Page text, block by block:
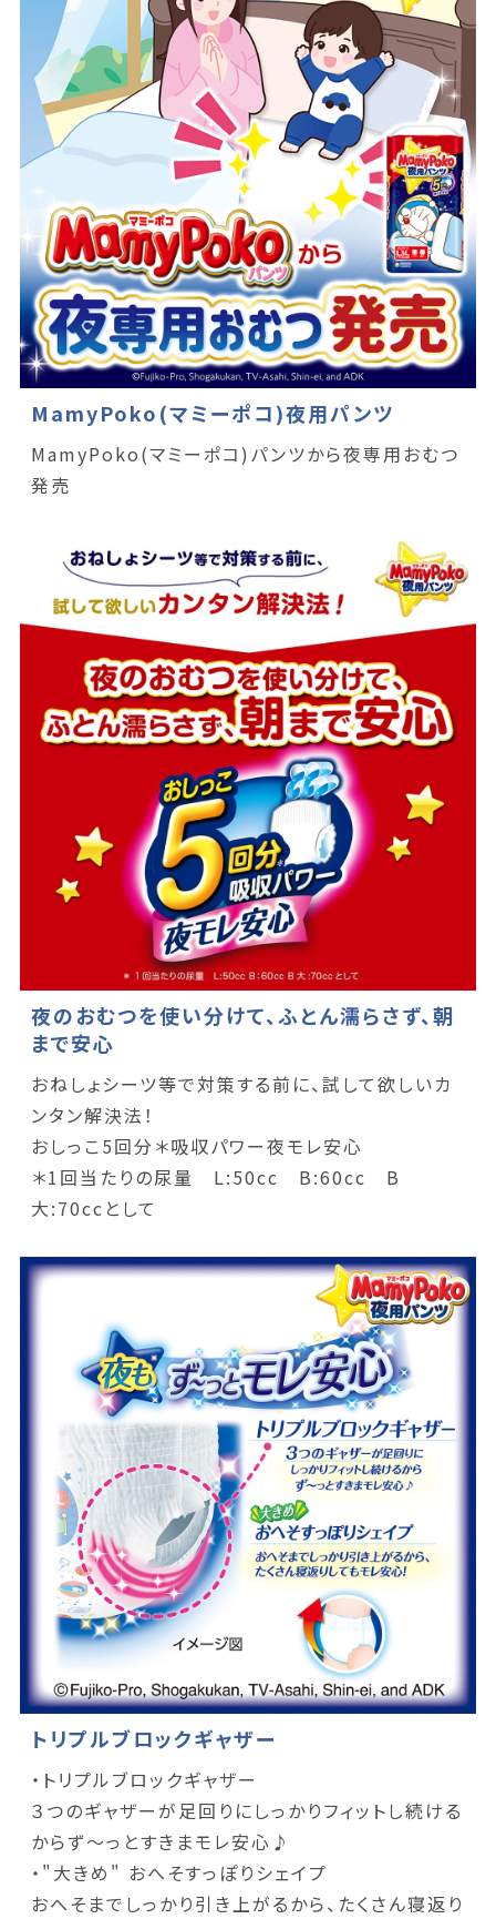
MamyPoko(マミーポコ)夜用パンツ
MamyPoko(マミーポコ)パンツから夜専用おむつ
発売
夜のおむつを使い分けて、ふとん濡らさず、朝
まで安心
おねしょシーツ等で対策する前に、試して欲しいカ
ンタン解決法！
おしっこ5回分＊吸収パワー夜モレ安心
＊1回当たりの尿量 L:50cc B:60cc B
大:70ccとして
トリプルブロックギャザー
・トリプルブロックギャザー
３つのギャザーが足回りにしっかりフィットし続ける
からず～っとすきまモレ安心♪
・"大きめ" おへそすっぽりシェイプ
おへそまでしっかり引き上がるから、たくさん寝返り